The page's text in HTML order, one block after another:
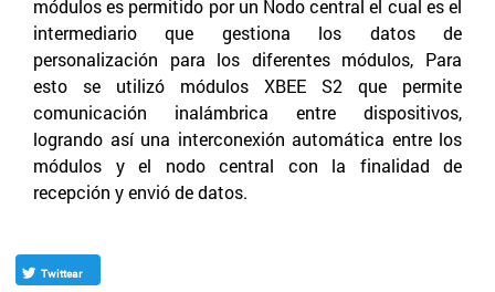
módulos es permitido por un Nodo central el cual es el
intermediario que gestiona los datos de
personalización para los diferentes módulos, Para
esto se utilizó módulos XBEE S2 que permite
comunicación inalámbrica entre dispositivos,
logrando así una interconexión automática entre los
módulos y el nodo central con la finalidad de
recepción y envió de datos.
Twittear